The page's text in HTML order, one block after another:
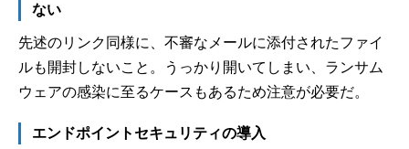
ない
先述のリンク同様に、不審なメールに添付されたファイ
ルも開封しないこと。うっかり開いてしまい、ランサム
ウェアの感染に至るケースもあるため注意が必要だ。
エンドポイントセキュリティの導入